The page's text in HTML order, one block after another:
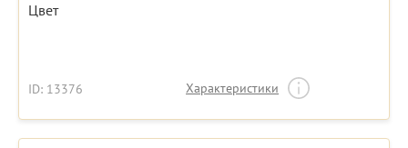
Цвет
ID: 13376 Характеристики